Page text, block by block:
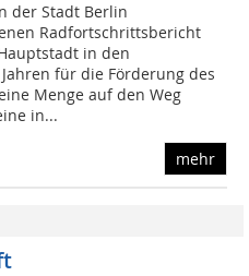
der Stadt Berlin
Radfortschrittsbericht
in den
für die Förderung des
Menge auf den Weg
in...
mehr